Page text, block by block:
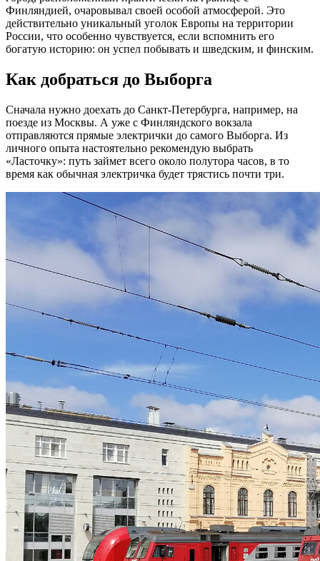
Финляндией, очаровывал своей особой атмосферой. Это
действительно уникальный уголок Европы на территории
России, что особенно чувствуется, если вспомнить его
богатую историю: он успел побывать и шведским, и финским.
Как добраться до Выборга
Сначала нужно доехать до Санкт-Петербурга, например, на
поезде из Москвы. А уже с Финляндского вокзала
отправляются прямые электрички до самого Выборга. Из
личного опыта настоятельно рекомендую выбрать
«Ласточку»: путь займет всего около полутора часов, в то
время как обычная электричка будет трястись почти три.